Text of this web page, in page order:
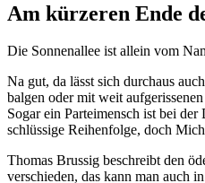
Am kürzeren Ende
Die Sonnenallee ist allein vom
Na gut, da lässt sich durchaus
balgen oder mit weit
Sogar ein Parteimensch ist bei
schlüssige Reihenfolge, doch
Thomas Brussig beschreibt den
verschieden, das kann man auch